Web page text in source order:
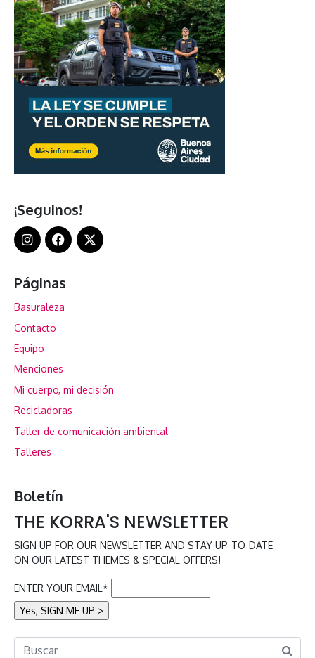
¡Seguinos!
Páginas
Basuraleza
Contacto
Equipo
Menciones
Mi cuerpo, mi decisión
Recicladoras
Taller de comunicación ambiental
Talleres
Boletín
THE KORRA'S NEWSLETTER
SIGN UP FOR OUR NEWSLETTER AND STAY UP-TO-DATE
ON OUR LATEST THEMES & SPECIAL OFFERS!
ENTER YOUR EMAIL*